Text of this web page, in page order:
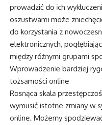
prowadzić do ich
oszustwami może
do korzystania z
elektronicznych,
między różnymi grupami
Wprowadzenie bardziej
tożsamości online
Rosnąca skala
wymusić istotne zmiany w
online. Możemy